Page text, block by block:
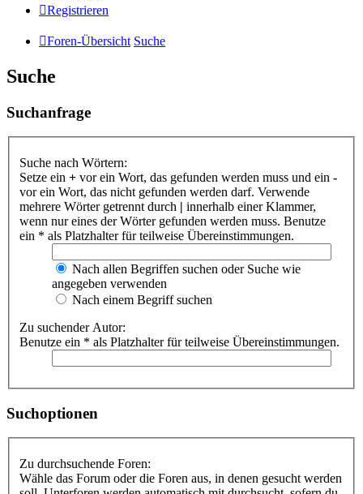
Registrieren
Foren-Übersicht Suche
Suche
Suchanfrage
Suche nach Wörtern:
Setze ein + vor ein Wort, das gefunden werden muss und ein -
vor ein Wort, das nicht gefunden werden darf. Verwende
mehrere Wörter getrennt durch | innerhalb einer Klammer,
wenn nur eines der Wörter gefunden werden muss. Benutze
ein * als Platzhalter für teilweise Übereinstimmungen.
Nach allen Begriffen suchen oder Suche wie
angegeben verwenden
Nach einem Begriff suchen
Zu suchender Autor:
Benutze ein * als Platzhalter für teilweise Übereinstimmungen.
Suchoptionen
Zu durchsuchende Foren:
Wähle das Forum oder die Foren aus, in denen gesucht werden